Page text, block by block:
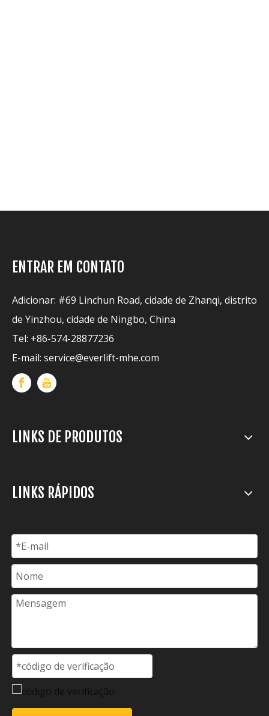
ENTRAR EM CONTATO
Adicionar: #69 Linchun Road, cidade de Zhanqi, distrito
de Yinzhou, cidade de Ningbo, China
Tel: +86-574-28877236
E-mail: service@everlift-mhe.com
LINKS DE PRODUTOS
LINKS RÁPIDOS